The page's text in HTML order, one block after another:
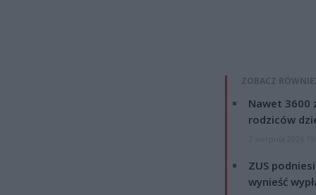
ZOBACZ
Nawet 3600
rodziców
ZUS
wynieść